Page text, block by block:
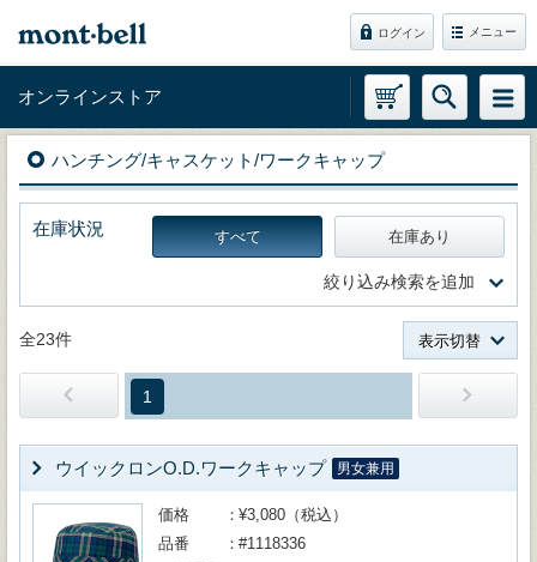
ログイン メニュー
オンラインストア
ハンチング/キャスケット/ワークキャップ
在庫状況 すべて 在庫あり
絞り込み検索を追加
全23件 表示切替
1
ウイックロンO.D.ワークキャップ 男女兼用
価格
¥3,080（税込）
品番
#1118336